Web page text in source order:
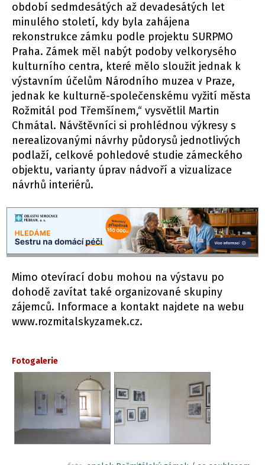
období sedmdesátých až devadesátých let
minulého století, kdy byla zahájena
rekonstrukce zámku podle projektu SURPMO
Praha. Zámek měl nabýt podoby velkorysého
kulturního centra, které mělo sloužit jednak k
výstavním účelům Národního muzea v Praze,
jednak ke kulturně-společenskému vyžití města
Rožmitál pod Třemšínem,“ vysvětlil Martin
Chmátal. Návštěvníci si prohlédnou výkresy s
nerealizovanými návrhy půdorysů jednotlivých
podlaží, celkové pohledové studie zámeckého
objektu, varianty úprav nádvoří a vizualizace
návrhů interiérů.
Mimo otevírací dobu mohou na výstavu po
dohodě zavítat také organizované skupiny
zájemců. Informace a kontakt najdete na webu
www.rozmitalskyzamek.cz.
Fotogalerie